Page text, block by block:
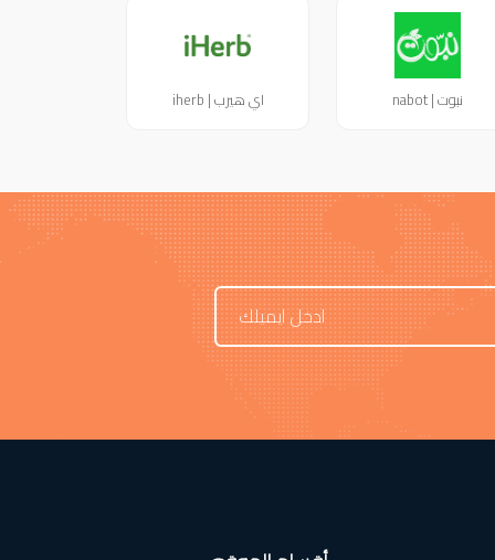
نبوت | nabot اي هيرب | iherb